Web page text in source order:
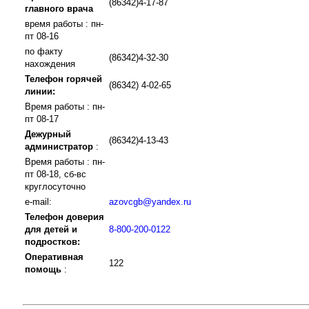
главного врача
(86342)4-17-87
время работы : пн-
пт 08-16
по факту
нахождения
(86342)4-32-30
Телефон горячей
линии:
(86342) 4-02-65
Время работы : пн-
пт 08-17
Дежурный
администратор :
(86342)4-13-43
Время работы : пн-
пт 08-18, сб-вс
круглосуточно
e-mail:
azovcgb@yandex.ru
Телефон доверия
для детей и
подростков:
8-800-200-0122
Оперативная
помощь :
122